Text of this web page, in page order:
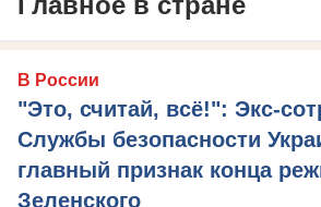
В России
"Это, считай, всё!": Экс-
Службы безопасности
главный признак конца
Зеленского